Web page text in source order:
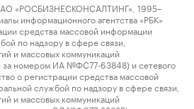
«РОСБИЗНЕСКОНСАЛТИНГ», 1995–
информационного агентства «РБК»
средства массовой информации
по надзору в сфере связи,
и массовых коммуникаций
за номером ИА №ФС77-63848) и сетевого
о регистрации средства массовой
службой по надзору в сфере связи,
и массовых коммуникаций